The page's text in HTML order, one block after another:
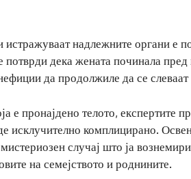
надлежните органи е
потврди дека жената починала
да продолжиле да се слеваат
е пронајдено телото, експертите
исклучително комплицирано.
случај што ја
на семејството и роднините.